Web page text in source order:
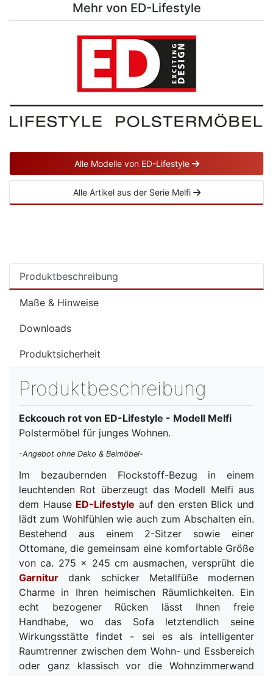
Mehr von ED-Lifestyle
Alle Modelle von ED-Lifestyle
Alle Artikel aus der Serie Melfi
Produktbeschreibung
Maße & Hinweise
Downloads
Produktsicherheit
Produktbeschreibung
Eckcouch rot von ED-Lifestyle - Modell Melfi
Polstermöbel für junges Wohnen.
-Angebot ohne Deko & Beimöbel-
Im bezaubernden Flockstoff-Bezug in einem
leuchtenden Rot überzeugt das Modell Melfi aus
dem Hause ED-Lifestyle auf den ersten Blick und
lädt zum Wohlfühlen wie auch zum Abschalten ein.
Bestehend aus einem 2-Sitzer sowie einer
Ottomane, die gemeinsam eine komfortable Größe
von ca. 275 x 245 cm ausmachen, versprüht die
Garnitur dank schicker Metallfüße modernen
Charme in Ihren heimischen Räumlichkeiten. Ein
echt bezogener Rücken lässt Ihnen freie
Handhabe, wo das Sofa letztendlich seine
Wirkungsstätte findet - sei es als intelligenter
Raumtrenner zwischen dem Wohn- und Essbereich
oder ganz klassisch vor die Wohnzimmerwand